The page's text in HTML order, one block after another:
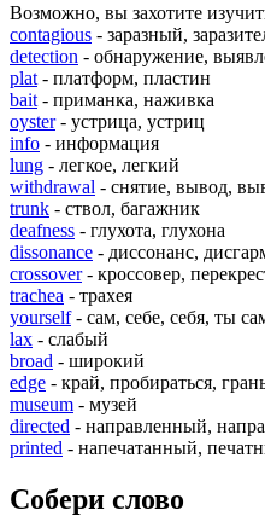
Возможно, вы захотите
contagious - заразный,
detection - обнаружение,
plat - платформ, пластин
bait - приманка, наживка
oyster- устрица, устриц
info - информация
lung - легкое, легкий
withdrawal - снятие, вывод,
trunk - ствол, багажник
deafness - глухота, глухона
dissonance - диссонанс,
crossover- кроссовер,
trachea - трахея
yourself- сам, себе, себя, ты
lax - слабый
broad - широкий
edge - край, пробираться,
museum - музей
directed - направленный,
printed - напечатанный,
Собери слово